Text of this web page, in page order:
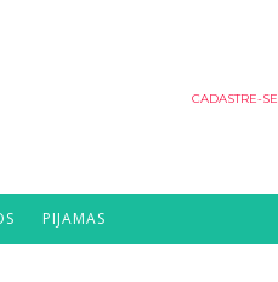
CADASTRE-SE
PIJAMAS